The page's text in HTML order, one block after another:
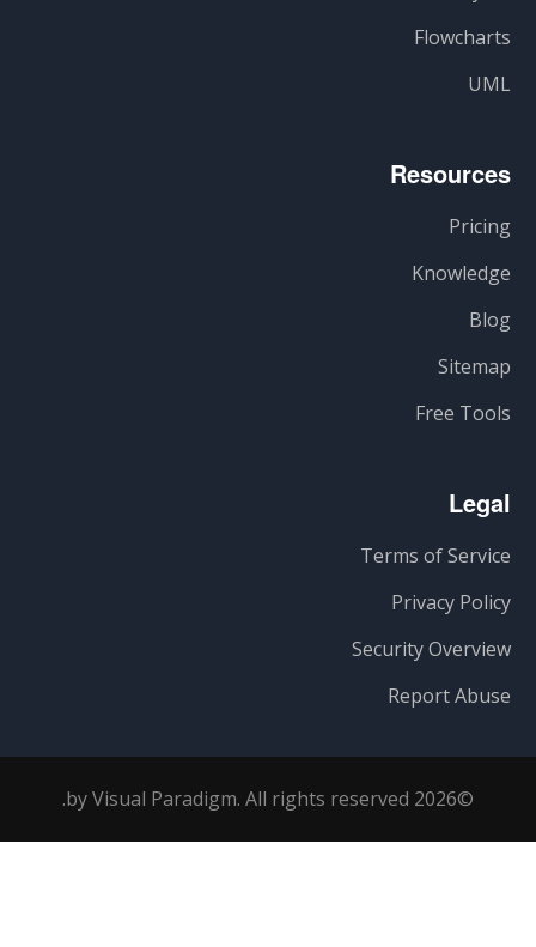
Flowcharts
UML
Resources
Pricing
Knowledge
Blog
Sitemap
Free Tools
Legal
Terms of Service
Privacy Policy
Security Overview
Report Abuse
©2026 by Visual Paradigm. All rights reserved.